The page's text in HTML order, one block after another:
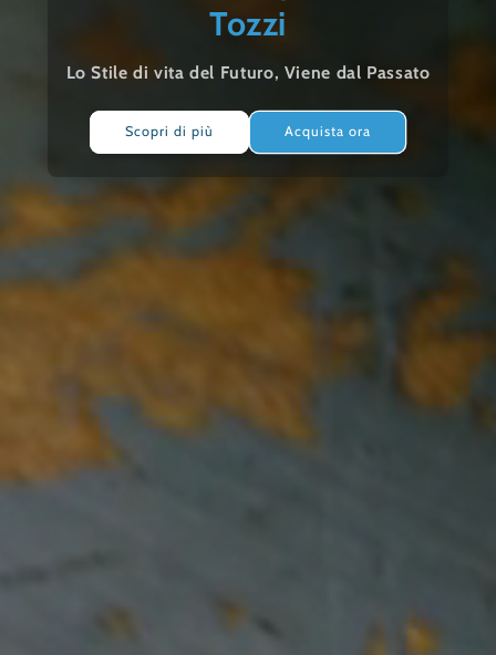
Tozzi
Lo Stile di vita del Futuro, Viene dal Passato
Scopri di più Acquista ora